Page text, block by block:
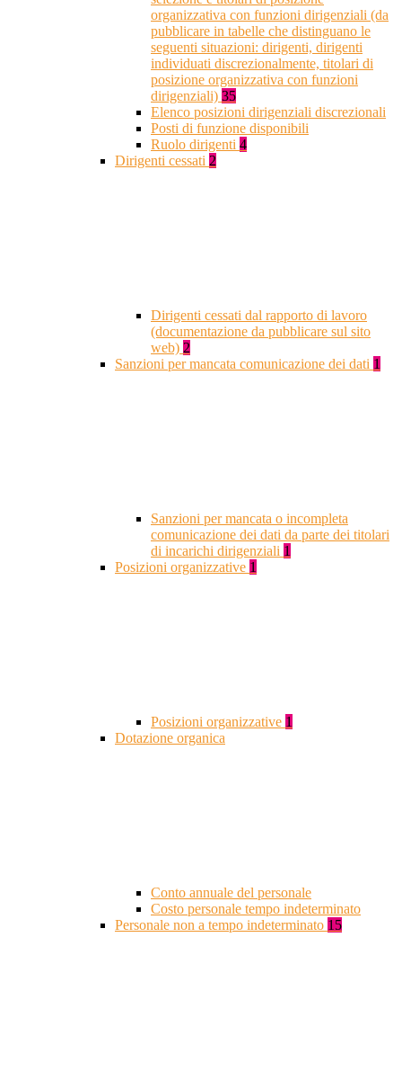
organizzativa con funzioni dirigenziali (da
pubblicare in tabelle che distinguano le
seguenti situazioni: dirigenti, dirigenti
individuati discrezionalmente, titolari di
posizione organizzativa con funzioni
dirigenziali) 35
Elenco posizioni dirigenziali discrezionali
Posti di funzione disponibili
Ruolo dirigenti 4
Dirigenti cessati 2
Dirigenti cessati dal rapporto di lavoro
(documentazione da pubblicare sul sito
web) 2
Sanzioni per mancata comunicazione dei dati 1
Sanzioni per mancata o incompleta
comunicazione dei dati da parte dei titolari
di incarichi dirigenziali 1
Posizioni organizzative 1
Posizioni organizzative 1
Dotazione organica
Conto annuale del personale
Costo personale tempo indeterminato
Personale non a tempo indeterminato 15